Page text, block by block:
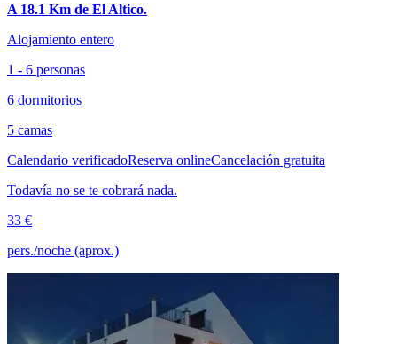
A 18.1 Km de El Altico.
Alojamiento entero
1 - 6 personas
6 dormitorios
5 camas
Calendario verificadoReserva onlineCancelación gratuita
Todavía no se te cobrará nada.
33 €
pers./noche (aprox.)